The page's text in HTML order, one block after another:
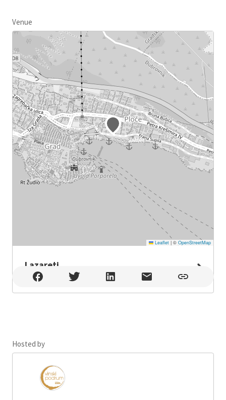
Venue
Leaflet |© OpenStreetMap
Lazareti
Lazareti , Dubrovnik
Hosted by